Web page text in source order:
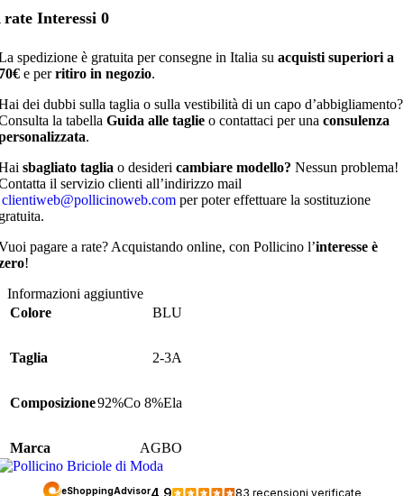
rate Interessi 0
spedizione è gratuita per consegne in Italia su acquisti superiori a
e perritiro in negozio.
dei dubbi sulla taglia o sulla vestibilità di un capo d’abbigliamento?
la tabella Guida alle taglie o contattaci per una consulenza
.
sbagliato taglia o desideri cambiare modello? Nessun problema!
il servizio clienti all’indirizzo mail
clientiweb@pollicinoweb.com per poter effettuare la sostituzione
pagare a rate? Acquistando online, con Pollicino l’interesse è
!
Informazioni aggiuntive
Colore
BLU
Taglia 2-3A
Composizione92%Co 8%Ela
Marca AGBO